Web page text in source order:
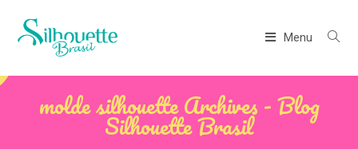
Menu
molde silhouette Archives - Blog
Silhouette Brasil